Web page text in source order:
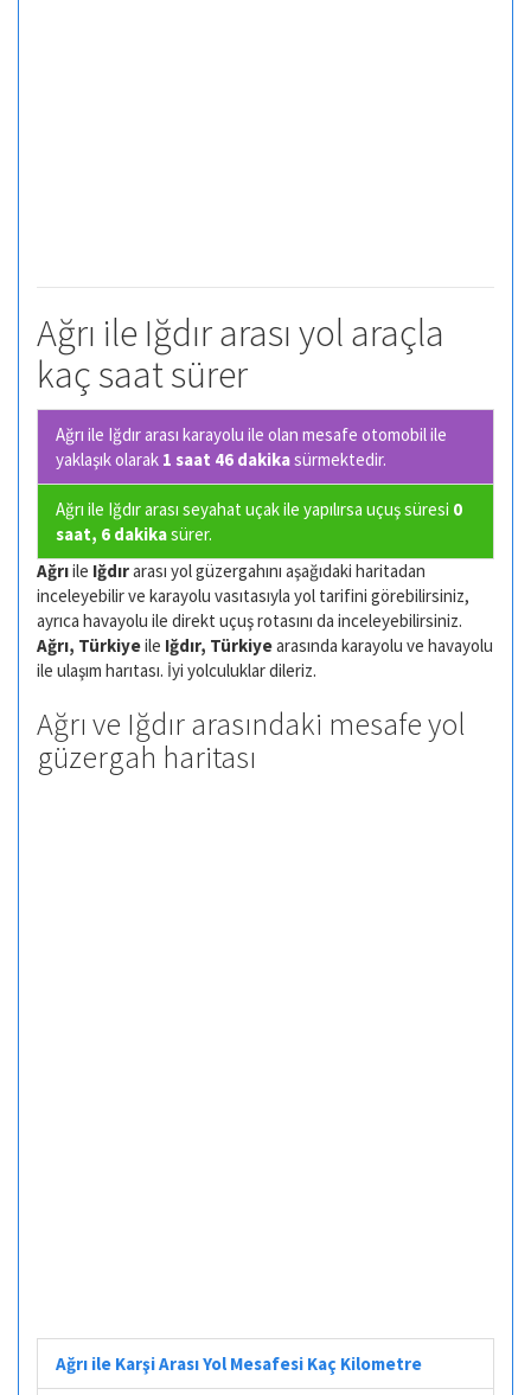
Ağrı ile Iğdır arası yol araçla
kaç saat sürer
Ağrı ile Iğdır arası karayolu ile olan mesafe otomobil ile
yaklaşık olarak 1 saat 46 dakikasürmektedir.
Ağrı ile Iğdır arası seyahat uçak ile yapılırsa uçuş süresi 0
saat, 6 dakikasürer.
Ağrıile Iğdırarası yol güzergahını aşağıdaki haritadan
inceleyebilir ve karayolu vasıtasıyla yol tarifini görebilirsiniz,
ayrıca havayolu ile direkt uçuş rotasını da inceleyebilirsiniz.
Ağrı, Türkiyeile Iğdır, Türkiyearasında karayolu ve havayolu
ile ulaşım harıtası. İyi yolculuklar dileriz.
Ağrı ve Iğdır arasındaki mesafe yol
güzergah haritası
Ağrı ile Karşi Arası Yol Mesafesi Kaç Kilometre